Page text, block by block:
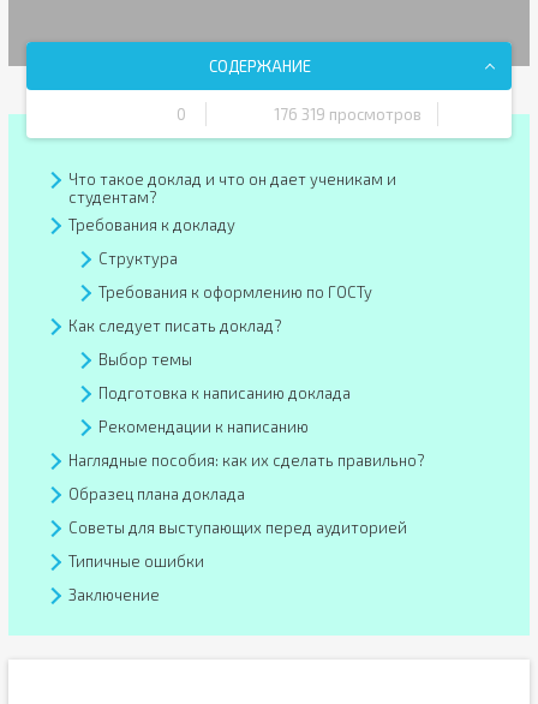
СОДЕРЖАНИЕ
0 176 319 просмотров
Что такое доклад и что он дает ученикам и
студентам?
Требования к докладу
Структура
Требования к оформлению по ГОСТу
Как следует писать доклад?
Выбор темы
Подготовка к написанию доклада
Рекомендации к написанию
Наглядные пособия: как их сделать правильно?
Образец плана доклада
Советы для выступающих перед аудиторией
Типичные ошибки
Заключение